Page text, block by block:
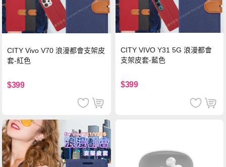
CITY Vivo V70 浪漫都會支架皮
套-紅色
$399
CITY VIVO Y31 5G 浪漫都會
支架皮套-藍色
$399